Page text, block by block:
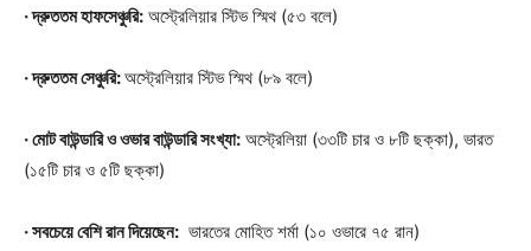
· দ্রুততম হাফসেঞ্চুরি: অস্ট্রেলিয়ার স্টিভ স্মিথ (৫৩ বলে)
· দ্রুততম সেঞ্চুরি:অস্ট্রেলিয়ার স্টিভ স্মিথ (৮৯ বলে)
· মোট বাউন্ডারি ও ওভার বাউন্ডারি সংখ্যা: অস্ট্রেলিয়া (৩৩টি চার ও ৮টি ছক্কা), ভারত
(১৫টি চার ও ৫টি ছক্কা)
· সবচেয়ে বেশি রান দিয়েছেন: ভারতের মোহিত শর্মা (১০ ওভারে ৭৫ রান)